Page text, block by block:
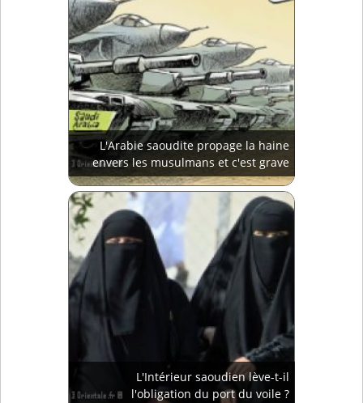
L'Arabie saoudite propage la haine
envers les musulmans et c'est grave
L'Intérieur saoudien lève-t-il
l'obligation du port du voile ?